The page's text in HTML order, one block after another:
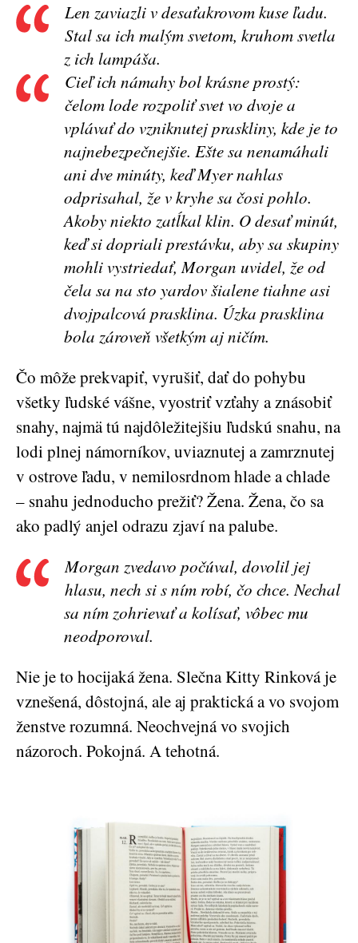
Len zaviazli v desaťakrovom kuse ľadu.
Stal sa ich malým svetom, kruhom svetla
z ich lampáša.
Cieľ ich námahy bol krásne prostý:
čelom lode rozpoliť svet vo dvoje a
vplávať do vzniknutej praskliny, kde je to
najnebezpečnejšie. Ešte sa nenamáhali
ani dve minúty, keď Myer nahlas
odprisahal, že v kryhe sa čosi pohlo.
Akoby niekto zatĺkal klin. O desať minút,
keď si dopriali prestávku, aby sa skupiny
mohli vystriedať, Morgan uvidel, že od
čela sa na sto yardov šialene tiahne asi
dvojpalcová prasklina. Úzka prasklina
bola zároveň všetkým aj ničím.
Čo môže prekvapiť, vyrušiť, dať do pohybu
všetky ľudské vášne, vyostriť vzťahy a znásobiť
snahy, najmä tú najdôležitejšiu ľudskú snahu, na
lodi plnej námorníkov, uviaznutej a zamrznutej
v ostrove ľadu, v nemilosrdnom hlade a chlade
– snahu jednoducho prežiť? Žena. Žena, čo sa
ako padlý anjel odrazu zjaví na palube.
Morgan zvedavo počúval, dovolil jej
hlasu, nech si s ním robí, čo chce. Nechal
sa ním zohrievať a kolísať, vôbec mu
neodporoval.
Nie je to hocijaká žena. Slečna Kitty Rinková je
vznešená, dôstojná, ale aj praktická a vo svojom
ženstve rozumná. Neochvejná vo svojich
názoroch. Pokojná. A tehotná.